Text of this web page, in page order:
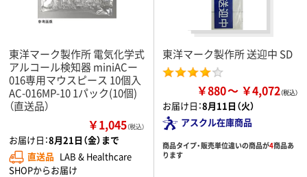
東洋マーク製作所 電気化学式
アルコール検知器 miniACー
016専用マウスピース 10個入
AC-016MP-10 1パック(10個)
（直送品）
￥1,045（税込）
お届け日：8月21日（金）まで
直送品 LAB & Healthcare
SHOPからお届け
東洋マーク製作所 送迎中 SD
￥880 ￥4,072
お届け日：8月11日（火）
アスクル在庫商品
商品タイプ・販売単位違いの商品が4商品あ
ります